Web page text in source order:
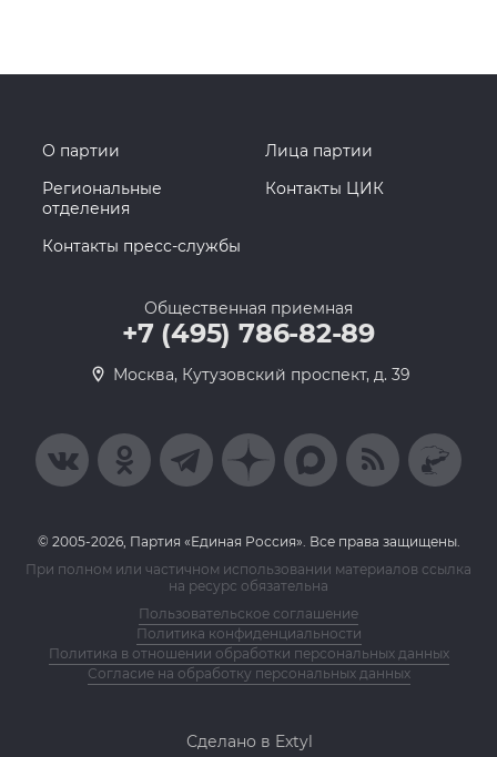
О партии
Лица партии
Региональные
отделения
Контакты ЦИК
Контакты пресс-службы
Общественная приемная
+7 (495) 786-82-89
Москва, Кутузовский проспект, д. 39
© 2005-2026, Партия «Единая Россия». Все права защищены.
При полном или частичном использовании материалов ссылка
на ресурс обязательна
Пользовательское соглашение
Политика конфиденциальности
Политика в отношении обработки персональных данных
Согласие на обработку персональных данных
Сделано в Extyl